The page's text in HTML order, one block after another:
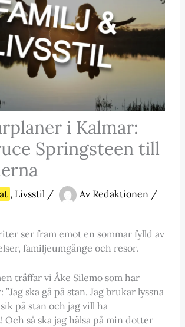
i Kalmar:
Springsteen till
, Livsstil/ Av Redaktionen /
ser fram emot en sommar fylld av
familjeumgänge och resor.
träffar vi Åke Silemo som har
ska gå på stan. Jag brukar lyssna
på stan och jag vill ha
Och så ska jag hälsa på min dotter